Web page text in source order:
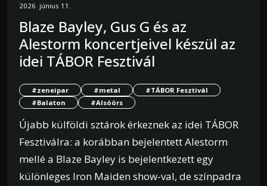
2026. június 11.
Blaze Bayley, Gus G és az
Alestorm koncertjeivel készül az
idei TÁBOR Fesztivál
#zeneipar #metal
#TÁBOR Fesztivál
#Balaton
#Alsóörs
Újabb külföldi sztárok érkeznek az idei TÁBOR
Fesztiválra: a korábban bejelentett Alestorm
mellé a Blaze Bayley is bejelentkezett egy
különleges Iron Maiden show-val, de színpadra